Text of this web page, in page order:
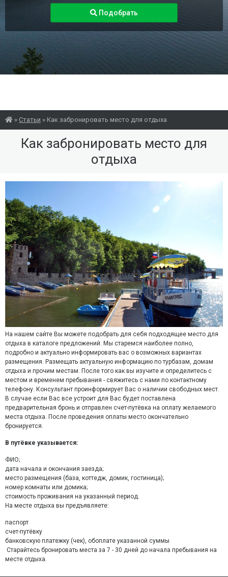
Подобрать
» Статьи » Как забронировать место для отдыха
Как забронировать место для
отдыха
На нашем сайте Вы можете подобрать для себя подходящее место для
отдыха в каталоге предложений. Мы старемся наиболее полно,
подробно и актуально информировать вас о возможных вариантах
размещения. Размещать актуальную информацию по турбазам, домам
отдыха и прочим местам. После того как вы изучите и определитесь с
местом и временем пребывания - свяжитесь с нами по контактному
телефону. Консультант проинформирует Вас о наличии свободных мест.
В случае если Вас все устроит для Вас будет поставлена
предварительная бронь и отправлен счет-путёвка на оплату желаемого
места отдыха. После проведения оплаты место окончательно
бронируется.
В путёвке указывается:
ФИО;
дата начала и окончания заезда;
место размещения (база, коттедж, домик, гостиница);
номер комнаты или домика;
стоимость проживания на указанный период.
На месте отдыха вы предъявляете:
паспорт
счет-путёвку
банковскую платежку (чек), обоплате указанной суммы
Старайтесь бронировать места за 7 - 30 дней до начала пребывания на
месте отдыха.